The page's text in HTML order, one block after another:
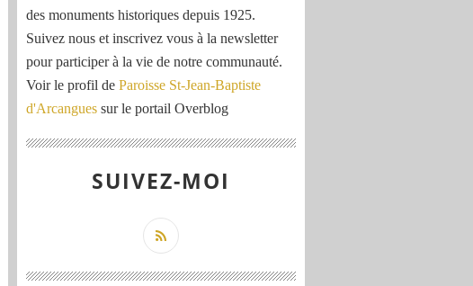
des monuments historiques depuis 1925.
Suivez nous et inscrivez vous à la newsletter
pour participer à la vie de notre communauté.
Voir le profil de Paroisse St-Jean-Baptiste
d'Arcangues sur le portail Overblog
SUIVEZ-MOI